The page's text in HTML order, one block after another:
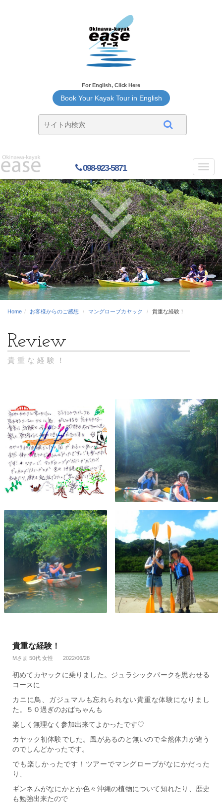
For English, Click Here
Book Your Kayak Tour in English
098-923-5871
Home お客様からのご感想 マングローブカヤック 貴重な経験！
貴重な経験！
貴重な経験！
Mさま 50代 女性 2022/06/28
初めてカヤックに乗りました。ジュラシックパークを思わせる
コースに
カニに鳥、ガジュマルも忘れられない貴重な体験になりまし
た。５０過ぎのおばちゃんも
楽しく無理なく参加出来てよかったです♡
カヤック初体験でした。風があるのと無いので全然体力が違う
のでしんどかったです。
でも楽しかったです！ツアーでマングローブがなにかだった
り、
ギンネムがなにかとか色々沖縄の植物について知れたり、歴史
も勉強出来たので